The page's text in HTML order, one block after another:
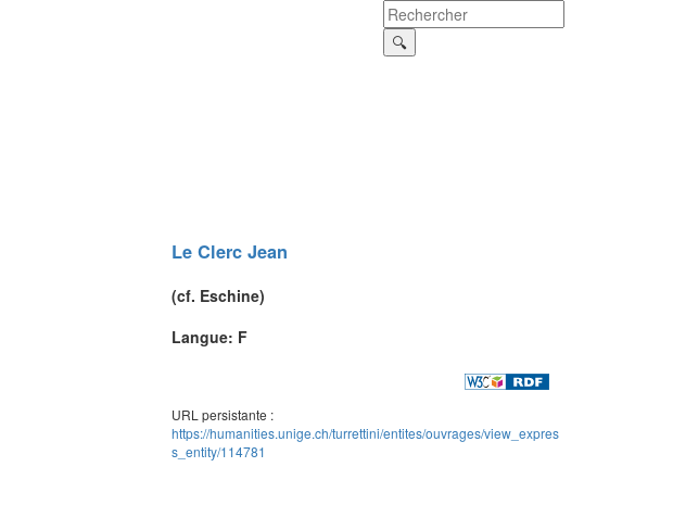
Le Clerc Jean
(cf. Eschine)
Langue: F
URL persistante :
https://humanities.unige.ch/turrettini/entites/ouvrages/view_expres
s_entity/114781